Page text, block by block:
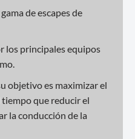
de escapes de
los principales equipos
objetivo es maximizar el
que reducir el
la conducción de la